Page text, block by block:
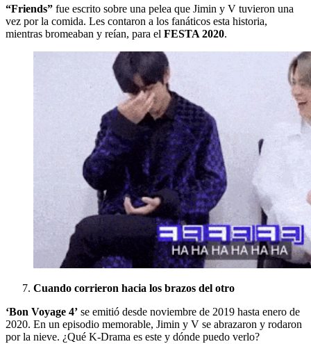
“Friends” fue escrito sobre una pelea que Jimin y V tuvieron una
vez por la comida. Les contaron a los fanáticos esta historia,
mientras bromeaban y reían, para el FESTA 2020.
Cuando corrieron hacia los brazos del otro
‘Bon Voyage 4’ se emitió desde noviembre de 2019 hasta enero de
2020. En un episodio memorable, Jimin y V se abrazaron y rodaron
por la nieve. ¿Qué K-Drama es este y dónde puedo verlo?